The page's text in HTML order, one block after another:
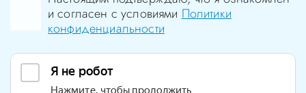
и согласен с условиямиПолитики
конфиденциальности